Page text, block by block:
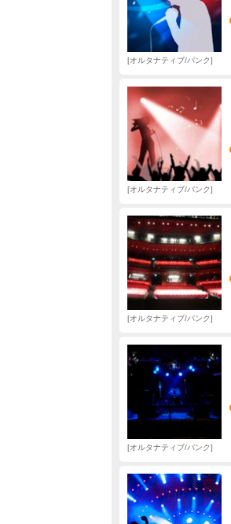
オルタナティブ/パンク
オルタナティブ/パンク
オルタナティブ/パンク
オルタナティブ/パンク